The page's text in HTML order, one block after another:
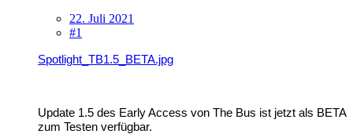
22. Juli 2021
#1
Spotlight_TB1.5_BETA.jpg
Update 1.5 des Early Access von The Bus ist jetzt als BETA
zum Testen verfügbar.